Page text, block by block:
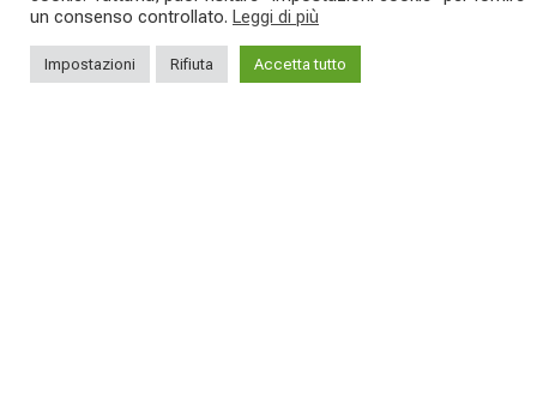
IBF sta per...
8 0
lunghe...
un consenso controllato. Leggi di più
Impostazioni Rifiuta Accetta tutto